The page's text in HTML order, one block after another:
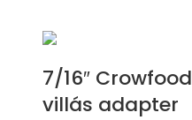
7/16″ Crowfood
villás adapter